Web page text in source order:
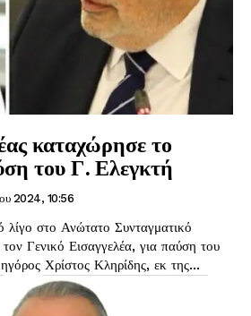
καταχώρησε το
του Γ. Ελεγκτή
2024, 10:56
στο Ανώτατο Συνταγματικό
Ελεγκτή. Ο δικηγόρος Χρίστος Κληρίδης, εκ της...